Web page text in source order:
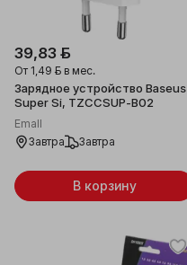
39,83 ƃ
От 1,49 ƃ в мес.
Зарядное устройство Baseus
Super Si, TZCCSUP-B02
Emall
Завтра
Завтра
В корзину